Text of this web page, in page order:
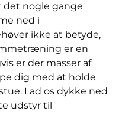
det nogle gange
ned i
ikke at betyde,
er en
er der masser af
dig med at holde
Lad os dykke ned
udstyr til